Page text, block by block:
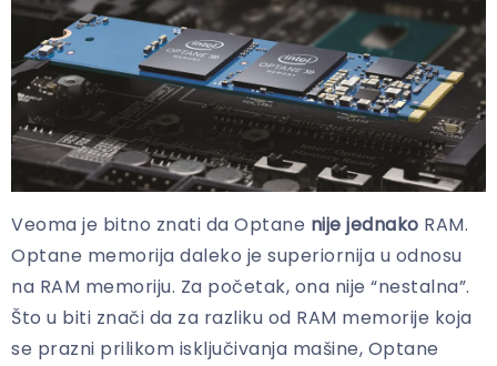
Veoma je bitno znati da Optane nije jednako RAM.
Optane memorija daleko je superiornija u odnosu
na RAM memoriju. Za početak, ona nije “nestalna”.
Što u biti znači da za razliku od RAM memorije koja
se prazni prilikom isključivanja mašine, Optane